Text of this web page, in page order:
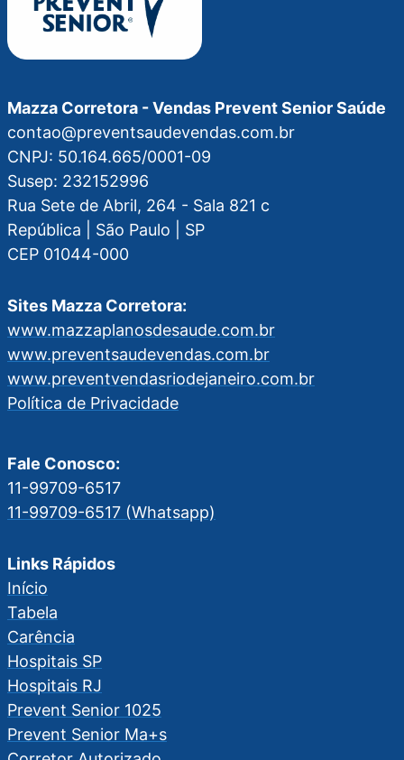
Mazza Corretora - Vendas Prevent Senior Saúde
contao@preventsaudevendas.com.br
CNPJ: 50.164.665/0001-09
Susep: 232152996
Rua Sete de Abril, 264 - Sala 821 c
República | São Paulo | SP
CEP 01044-000
Sites Mazza Corretora:
www.mazzaplanosdesaude.com.br
www.preventsaudevendas.com.br
www.preventvendasriodejaneiro.com.br
Política de Privacidade
Fale Conosco:
11-99709-6517
11-99709-6517 (Whatsapp)
Links Rápidos
Início
Tabela
Carência
Hospitais SP
Hospitais RJ
Prevent Senior 1025
Prevent Senior Ma+s